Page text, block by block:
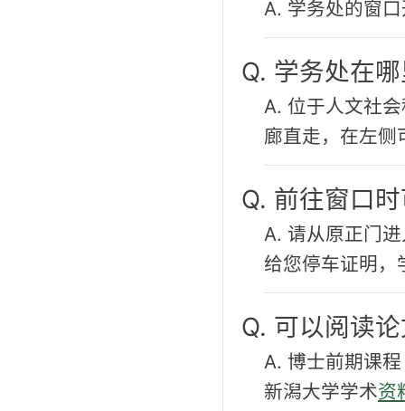
A. 学务处的窗
Q. 学务处在
A. 位于人文社
廊直走，在左侧
Q. 前往窗口
A. 请从原正门
给您停车证明，
Q. 可以阅读
A. 博士前期课
新潟大学学术资